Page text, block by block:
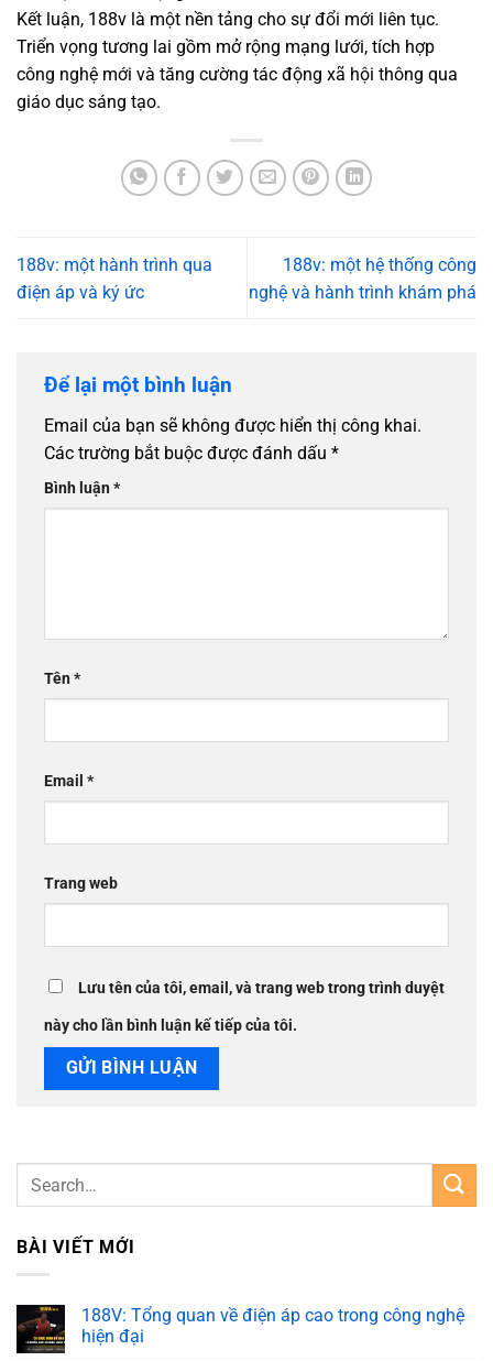
Kết luận, 188v là một nền tảng cho sự đổi mới liên tục.
Triển vọng tương lai gồm mở rộng mạng lưới, tích hợp
công nghệ mới và tăng cường tác động xã hội thông qua
giáo dục sáng tạo.
188v: một hành trình qua
điện áp và ký ức
188v: một hệ thống công
nghệ và hành trình khám phá
Để lại một bình luận
Email của bạn sẽ không được hiển thị công khai.
Các trường bắt buộc được đánh dấu *
Bình luận*
Tên*
Email *
Trang web
Lưu tên của tôi, email, và trang web trong trình duyệt
này cho lần bình luận kế tiếp của tôi.
BÀI VIẾT MỚI
188V: Tổng quan về điện áp cao trong công nghệ
hiện đại